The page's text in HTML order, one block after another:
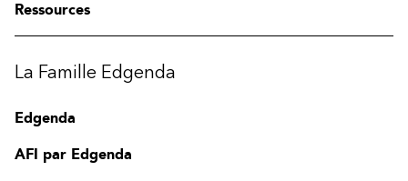
Ressources
La Famille Edgenda
Edgenda
AFI par Edgenda